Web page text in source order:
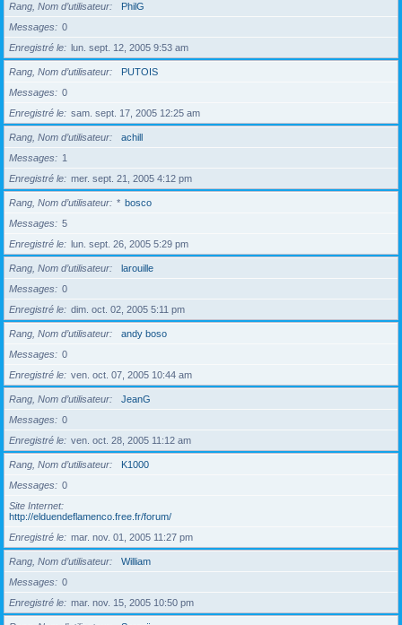
Rang, Nom d’utilisateur
PhilG
Messages
0
Enregistré le
lun. sept. 12, 2005 9:53 am
Rang, Nom d’utilisateur
PUTOIS
Messages
0
Enregistré le
sam. sept. 17, 2005 12:25 am
Rang, Nom d’utilisateur
achill
Messages
1
Enregistré le
mer. sept. 21, 2005 4:12 pm
Rang, Nom d’utilisateur * bosco
Messages
5
Enregistré le
lun. sept. 26, 2005 5:29 pm
Rang, Nom d’utilisateur
larouille
Messages
0
Enregistré le
dim. oct. 02, 2005 5:11 pm
Rang, Nom d’utilisateur
andy boso
Messages
0
Enregistré le
ven. oct. 07, 2005 10:44 am
Rang, Nom d’utilisateur
JeanG
Messages
0
Enregistré le
ven. oct. 28, 2005 11:12 am
Rang, Nom d’utilisateur
K1000
Messages
0
Site Internet
http://elduendeflamenco.free.fr/forum/
Enregistré le
mar. nov. 01, 2005 11:27 pm
Rang, Nom d’utilisateur
William
Messages
0
Enregistré le
mar. nov. 15, 2005 10:50 pm